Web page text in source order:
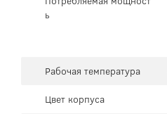
ь
Рабочая температура
Цвет корпуса